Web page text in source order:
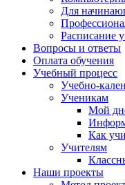
Для
Расписание
Вопросы и ответы
Оплата обучения
Учебный процесс
Учебно-
Ученикам
Мой
Как
Учителям
Наши проекты